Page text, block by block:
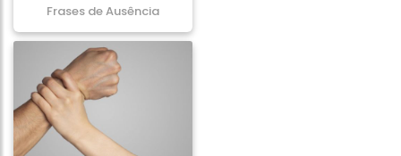
Frases de Ausência